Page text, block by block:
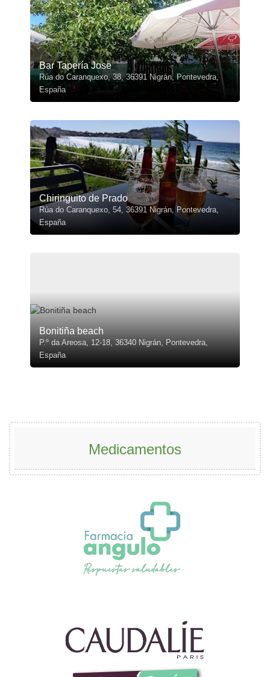
Bar Tapería Jose
Rúa do Caranquexo, 38, 36391 Nigrán, Pontevedra,
España
Chiringuito de Prado
Rúa do Caranquexo, 54, 36391 Nigrán, Pontevedra,
España
Bonitiña beach
P.º da Areosa, 12-18, 36340 Nigrán, Pontevedra,
España
Medicamentos